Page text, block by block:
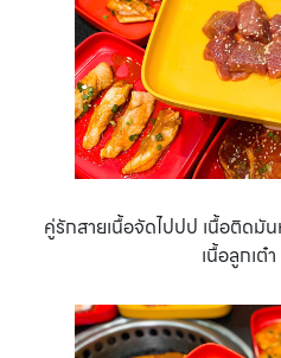
คู่รักสายเนื้อจัดไปปป เนื้อติดมั
เนื้อลูกเต๋